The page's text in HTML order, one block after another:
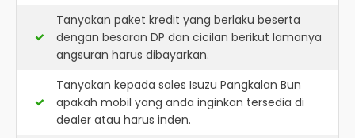
Tanyakan paket kredit yang berlaku beserta
dengan besaran DP dan cicilan berikut lamanya
angsuran harus dibayarkan.
Tanyakan kepada sales Isuzu Pangkalan Bun
apakah mobil yang anda inginkan tersedia di
dealer atau harus inden.